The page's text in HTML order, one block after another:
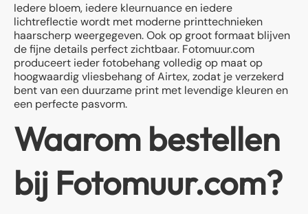
Iedere bloem, iedere kleurnuance en iedere
lichtreflectie wordt met moderne printtechnieken
haarscherp weergegeven. Ook op groot formaat blijven
de fijne details perfect zichtbaar. Fotomuur.com
produceert ieder fotobehang volledig op maat op
hoogwaardig vliesbehang of Airtex, zodat je verzekerd
bent van een duurzame print met levendige kleuren en
een perfecte pasvorm.
Waarom bestellen
bij Fotomuur.com?